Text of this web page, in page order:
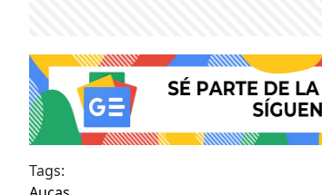
Tags: